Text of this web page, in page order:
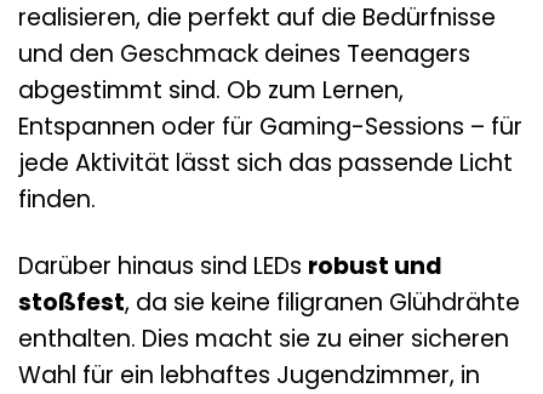
realisieren, die perfekt auf die Bedürfnisse
und den Geschmack deines Teenagers
abgestimmt sind. Ob zum Lernen,
Entspannen oder für Gaming-Sessions – für
jede Aktivität lässt sich das passende Licht
finden.
Darüber hinaus sind LEDs robust und
stoßfest, da sie keine filigranen Glühdrähte
enthalten. Dies macht sie zu einer sicheren
Wahl für ein lebhaftes Jugendzimmer, in